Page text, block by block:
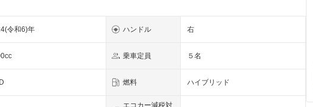
令和6)年 ハンドル 右
乗車定員 ５名
燃料 ハイブリッド
エコカー減税対